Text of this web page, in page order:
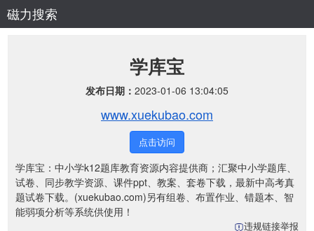
磁力搜索
学库宝
发布日期： 2023-01-06 13:04:05
www.xuekubao.com
点击访问
学库宝：中小学k12题库教育资源内容提供商；汇聚中小学题库、
试卷、同步教学资源、课件ppt、教案、套卷下载，最新中高考真
题试卷下载。(xuekubao.com)另有组卷、布置作业、错题本、智
能弱项分析等系统供使用！
违规链接举报